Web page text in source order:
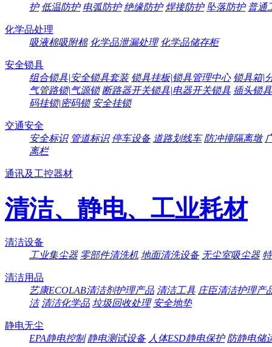
护 低温防护 电弧防护 绝缘防护 焊接防护 坠落防护 普通
化学品处理
吸液棉吸附棉 化学品泄漏处理 化学品储存柜
安全锁具
组合锁具|安全锁具套装 锁具挂板|锁具管理中心 锁具箱|
气管路锁|气源锁 断路器开关锁具|电器开关锁具 插头锁
码挂锁|密码锁 安全挂锁
交通安全
安全标识 管道标识 停车设备 道路划线车 防冲撞隔离墩
离栏
通讯及工控器材
清洁、静电、工业耗材
清洁设备
工业集尘器 零部件清洗机 地面清洗设备 无尘室吸尘器
清洁用品
艺康ECOLAB清洁剂护理产品 清洁工具 庄臣清洁护理产
洁 清洁化学品 垃圾回收处理 安全地垫
静电无尘
EPA静电控制 静电测试设备 人体ESD静电保护 防静电储